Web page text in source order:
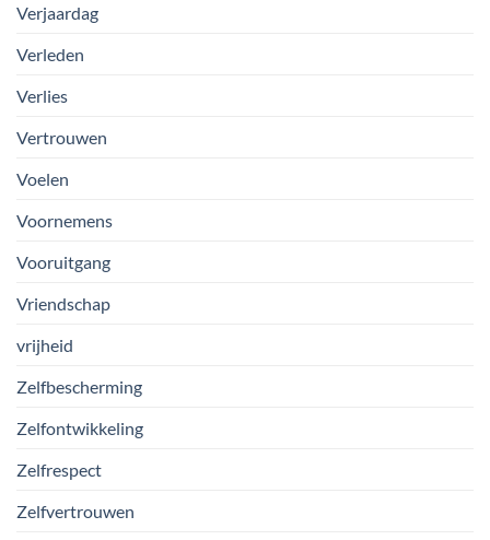
Verjaardag
Verleden
Verlies
Vertrouwen
Voelen
Voornemens
Vooruitgang
Vriendschap
vrijheid
Zelfbescherming
Zelfontwikkeling
Zelfrespect
Zelfvertrouwen